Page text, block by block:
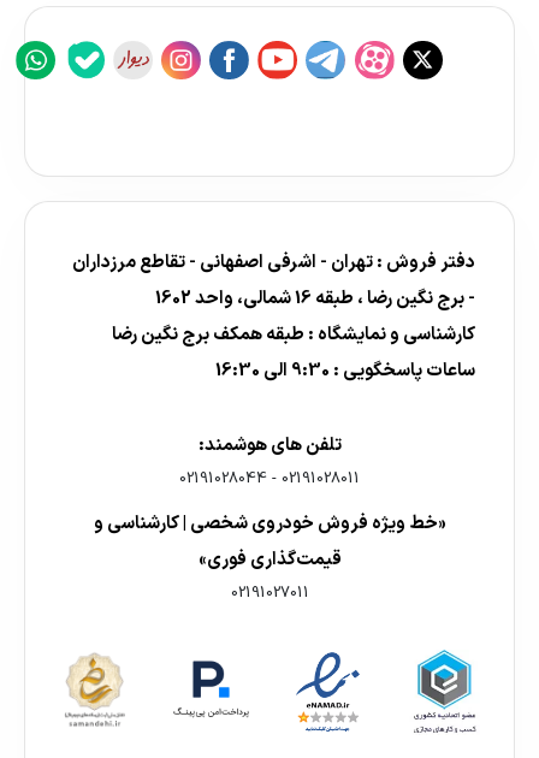
دفتر فروش : تهران - اشرفی اصفهانی - تقاطع مرزداران
- برج نگین رضا ، طبقه 16 شمالی، واحد 1602
کارشناسی و نمایشگاه : طبقه همکف برج نگین رضا
ساعات پاسخگویی : 9:30 الی 16:30
تلفن های هوشمند:
02191028011
-
02191028044
«خط ویژه فروش خودروی شخصی | کارشناسی و
قیمت‌گذاری فوری»
02191027011